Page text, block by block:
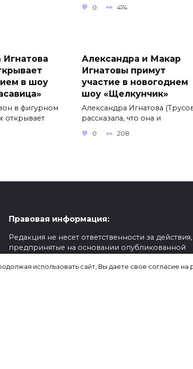
0 474
в шоу
в фигурном
открывает
Александра и Макар
Игнатовы примут
участие в новогоднем
шоу «Щелкунчик»
Александра Игнатова
рассказала, что она и
0 208
Правовая информация:
Редакция не несет ответственности за действия,
предпринятые на основании опубликованной
использовать сайт, Вы даете свое согласие на